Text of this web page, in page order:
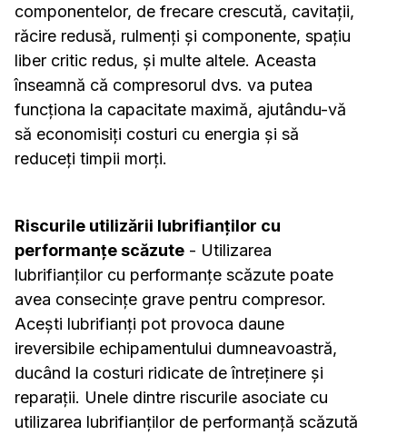
componentelor, de frecare crescută, cavitații,
răcire redusă, rulmenți și componente, spațiu
liber critic redus, și multe altele. Aceasta
înseamnă că compresorul dvs. va putea
funcționa la capacitate maximă, ajutându-vă
să economisiți costuri cu energia și să
reduceți timpii morți.
Riscurile utilizării lubrifianților cu
performanțe scăzute - Utilizarea
lubrifianților cu performanțe scăzute poate
avea consecințe grave pentru compresor.
Acești lubrifianți pot provoca daune
ireversibile echipamentului dumneavoastră,
ducând la costuri ridicate de întreținere și
reparații. Unele dintre riscurile asociate cu
utilizarea lubrifianților de performanță scăzută